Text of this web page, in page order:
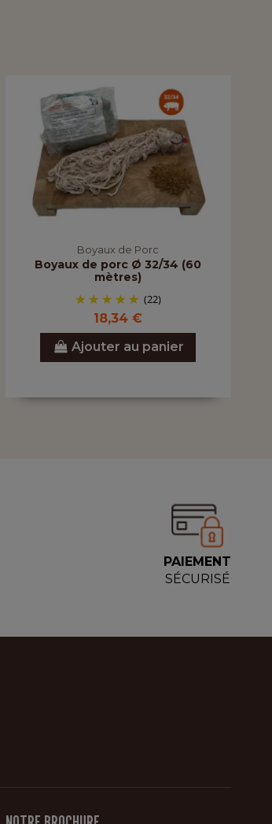
Boyaux de Porc
Boyaux de porc Ø 32/34 (60
mètres)
(22)
18,34 €
Ajouter au panier
PAIEMENT
SÉCURISÉ